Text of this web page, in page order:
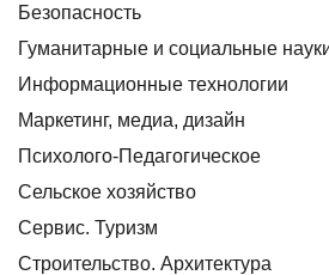
Безопасность
Гуманитарные и социальные
Информационные технологии
Маркетинг, медиа, дизайн
Психолого-Педагогическое
Сельское хозяйство
Сервис. Туризм
Строительство. Архитектура